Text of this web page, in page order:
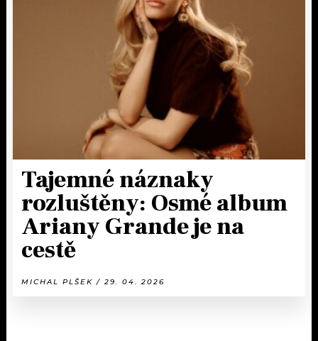
Tajemné náznaky
rozluštěny: Osmé album
Ariany Grande je na
cestě
MICHAL PLŠEK / 29. 04. 2026